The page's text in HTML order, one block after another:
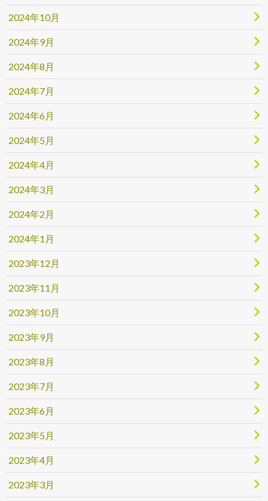
2024年10月
2024年9月
2024年8月
2024年7月
2024年6月
2024年5月
2024年4月
2024年3月
2024年2月
2024年1月
2023年12月
2023年11月
2023年10月
2023年9月
2023年8月
2023年7月
2023年6月
2023年5月
2023年4月
2023年3月